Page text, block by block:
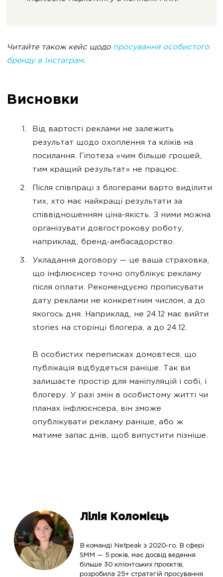
Читайте також кейс щодо просування особистого
бренду в Інстаграм.
Висновки
Від вартості реклами не залежить
результат щодо охоплення та кліків на
посилання. Гіпотеза «чим більше грошей,
тим кращий результат» не працює.
Після співпраці з блогерами варто виділити
тих, хто має найкращі результати за
співвідношенням ціна-якість. З ними можна
організувати довгострокову роботу,
наприклад, бренд-амбасадорство.
Укладання договору — це ваша страховка,
що інфлюєнсер точно опублікує рекламу
після оплати. Рекомендуємо прописувати
дату реклами не конкретним числом, а до
якогось дня. Наприклад, не 24.12 має вийти
stories на сторінці блогера, а до 24.12.
В особистих переписках домовтеся, що
публікація відбудеться раніше. Так ви
залишаєте простір для маніпуляцій і собі, і
блогеру. У разі змін в особистому житті чи
планах інфлюєнсера, він зможе
опублікувати рекламу раніше, або ж
матиме запас днів, щоб випустити пізніше.
Лілія Коломієць
В команді Netpeak з 2020-го. В сфері
SMM — 5 років, має досвід ведення
більше 30 клієнтських проєктів,
розробила 25+ стратегій просування